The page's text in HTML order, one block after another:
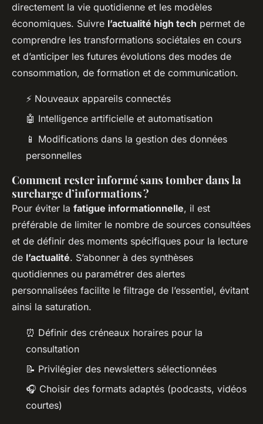
directement la vie quotidienne et les modèles
économiques. Suivre l’actualité high tech permet de
comprendre les transformations sociétales en cours
et d’anticiper les futures évolutions des modes de
consommation, de formation et de communication.
⚡ Nouveaux appareils connectés
🤖 Intelligence artificielle et automatisation
📱 Modifications dans la gestion des données
personnelles
Comment rester informé sans tomber dans la
surcharge d’informations ?
Pour éviter la fatigue informationnelle, il est
préférable de limiter le nombre de sources consultées
et de définir des moments spécifiques pour la lecture
de l’actualité. S’abonner à des synthèses
quotidiennes ou paramétrer des alertes
personnalisées facilite le filtrage de l’essentiel, évitant
ainsi la saturation.
⏰ Définir des créneaux horaires pour la
consultation
📝 Privilégier des newsletters sélectionnées
🎧 Choisir des formats adaptés (podcasts, vidéos
courtes)